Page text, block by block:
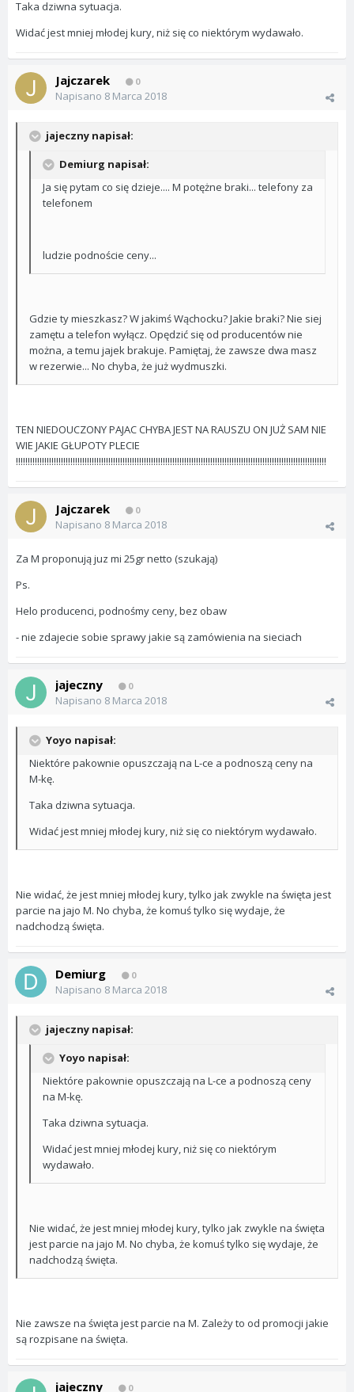
Taka dziwna sytuacja.
Widać jest mniej młodej kury, niż się co niektórym wydawało.
Jajczarek 0
Napisano 8 Marca 2018
jajeczny napisał:
Demiurg napisał:
Ja się pytam co się dzieje.... M potężne braki... telefony za
telefonem
ludzie podnoście ceny...
Gdzie ty mieszkasz? W jakimś Wąchocku? Jakie braki? Nie siej
zamętu a telefon wyłącz. Opędzić się od producentów nie
można, a temu jajek brakuje. Pamiętaj, że zawsze dwa masz
w rezerwie... No chyba, że już wydmuszki.
TEN NIEDOUCZONY PAJAC CHYBA JEST NA RAUSZU ON JUŻ SAM NIE
WIE JAKIE GŁUPOTY PLECIE
!!!!!!!!!!!!!!!!!!!!!!!!!!!!!!!!!!!!!!!!!!!!!!!!!!!!!!!!!!!!!!!!!!!!!!!!!!!!!!!!!!!!!!!!!!!!!!!!!!!!!!!!!!!!!!!!!!!!!!!!!!!!!!!!!!!
Jajczarek 0
Napisano 8 Marca 2018
Za M proponują juz mi 25gr netto (szukają)
Ps.
Helo producenci, podnośmy ceny, bez obaw
- nie zdajecie sobie sprawy jakie są zamówienia na sieciach
jajeczny 0
Napisano 8 Marca 2018
Yoyo napisał:
Niektóre pakownie opuszczają na L-ce a podnoszą ceny na
M-kę.
Taka dziwna sytuacja.
Widać jest mniej młodej kury, niż się co niektórym wydawało.
Nie widać, że jest mniej młodej kury, tylko jak zwykle na święta jest
parcie na jajo M. No chyba, że komuś tylko się wydaje, że
nadchodzą święta.
Demiurg 0
Napisano 8 Marca 2018
jajeczny napisał:
Yoyo napisał:
Niektóre pakownie opuszczają na L-ce a podnoszą ceny
na M-kę.
Taka dziwna sytuacja.
Widać jest mniej młodej kury, niż się co niektórym
wydawało.
Nie widać, że jest mniej młodej kury, tylko jak zwykle na święta
jest parcie na jajo M. No chyba, że komuś tylko się wydaje, że
nadchodzą święta.
Nie zawsze na święta jest parcie na M. Zależy to od promocji jakie
są rozpisane na święta.
jajeczny 0